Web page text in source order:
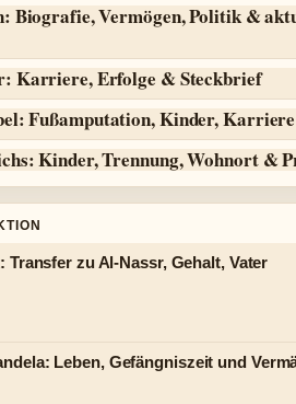
Biografie, Vermögen, Politik &
Karriere, Erfolge & Steckbrief
Fußamputation, Kinder,
Kinder, Trennung, Wohnort &
Transfer zu Al-Nassr, Gehalt, Vater
Leben, Gefängniszeit und